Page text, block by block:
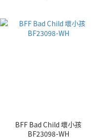
BFF Bad Child 壞小孩
BF23098-WH